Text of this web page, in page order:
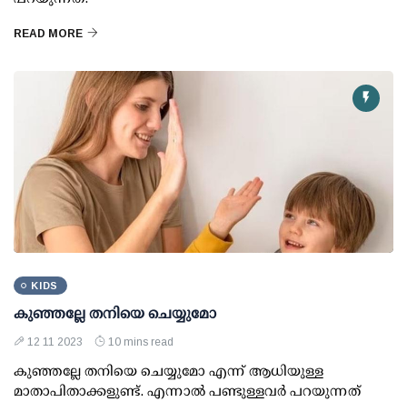
READ MORE
KIDS
കുഞ്ഞല്ലേ തനിയെ ചെയ്യുമോ
12 11 2023 10 mins read
കുഞ്ഞല്ലേ തനിയെ ചെയ്യുമോ എന്ന് ആധിയുള്ള
മാതാപിതാക്കളുണ്ട്. എന്നാല്‍ പണ്ടുള്ളവര്‍ പറയുന്നത്